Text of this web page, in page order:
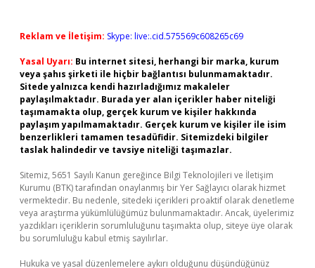
Reklam ve İletişim: Skype: live:.cid.575569c608265c69
Yasal Uyarı: Bu internet sitesi, herhangi bir marka, kurum
veya şahıs şirketi ile hiçbir bağlantısı bulunmamaktadır.
Sitede yalnızca kendi hazırladığımız makaleler
paylaşılmaktadır. Burada yer alan içerikler haber niteliği
taşımamakta olup, gerçek kurum ve kişiler hakkında
paylaşım yapılmamaktadır. Gerçek kurum ve kişiler ile isim
benzerlikleri tamamen tesadüfidir. Sitemizdeki bilgiler
taslak halindedir ve tavsiye niteliği taşımazlar.
Sitemiz, 5651 Sayılı Kanun gereğince Bilgi Teknolojileri ve İletişim
Kurumu (BTK) tarafından onaylanmış bir Yer Sağlayıcı olarak hizmet
vermektedir. Bu nedenle, sitedeki içerikleri proaktif olarak denetleme
veya araştırma yükümlülüğümüz bulunmamaktadır. Ancak, üyelerimiz
yazdıkları içeriklerin sorumluluğunu taşımakta olup, siteye üye olarak
bu sorumluluğu kabul etmiş sayılırlar.
Hukuka ve yasal düzenlemelere aykırı olduğunu düşündüğünüz